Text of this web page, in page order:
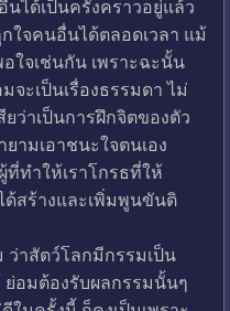
ได้เป็นครั้งคราวอยู่แล้ว
ใจคนอื่นได้ตลอดเวลา แม้
ใจเช่นกัน เพราะฉะนั้น
จะเป็นเรื่องธรรมดา ไม่
ว่าเป็นการฝึกจิตของตัว
ามเอาชนะใจตนเอง
ทำให้เราโกรธที่ให้
ด้สร้างและเพิ่มพูนขันติ
าสัตว์โลกมีกรรมเป็น
ย่อมต้องรับผลกรรมนั้นๆ